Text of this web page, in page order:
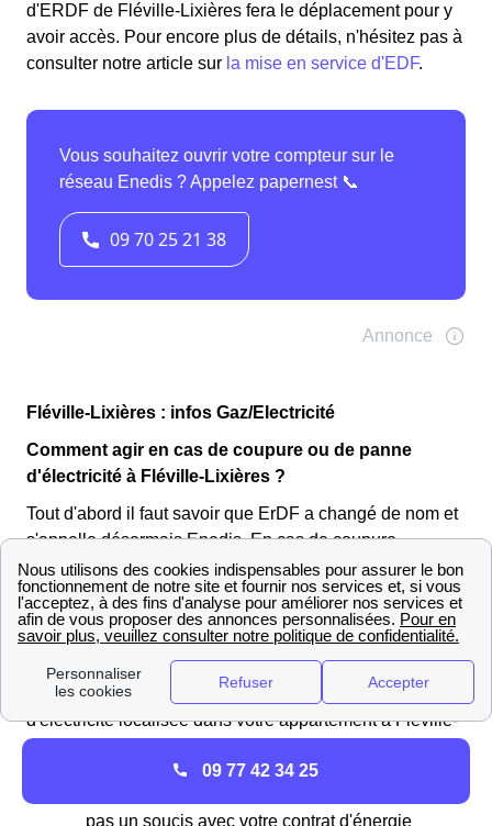
d'ERDF de Fléville-Lixières fera le déplacement pour y
avoir accès. Pour encore plus de détails, n'hésitez pas à
consulter notre article sur la mise en service d'EDF.
Fléville-Lixières : infos Gaz/Electricité
Comment agir en cas de coupure ou de panne
d'électricité à Fléville-Lixières ?
Tout d'abord il faut savoir que ErDF a changé de nom et
s'appelle désormais Enedis. En cas de coupure
d'électricité deux cas de figures existent
Panne généralisée dans Fléville-Lixières ou dans un
quartier de Fléville-Lixières : Vous ne pouvez rien faire
sauf attendre la reprise du courant après avoir appeler
Enedis pour signaler cette coupure. Et une panne
d'électricité localisée dans votre appartement à Fléville-
Lixières, deux possibilités :
pas un soucis avec votre contrat d'énergie
09 77 42 34 25